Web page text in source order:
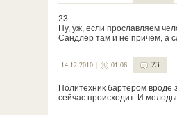
23
Ну, уж, если прославляем
Сандлер там и не причём, а
14.12.2010 01:06 23
Политехник бартером вроде
сейчас происходит. И